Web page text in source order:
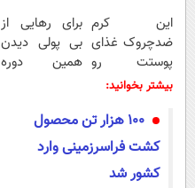
این کرم
ضدچروک غذای
پوستت رو
تامین میکنه
40%تخفیف)
برای رهایی از
بی پولی دیدن
همین دوره
کن)
بیشتر بخوانید:
100 هزار تن محصول
کشت فراسرزمینی وارد
کشور شد